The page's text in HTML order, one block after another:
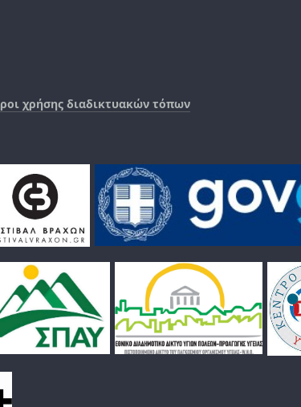
χρήσης διαδικτυακών τόπων